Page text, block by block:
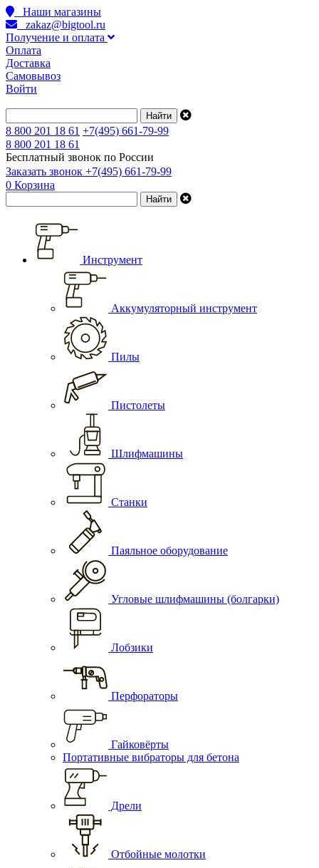
Наши магазины
zakaz@bigtool.ru
Получение и оплата
Оплата
Доставка
Самовывоз
Войти
8 800 201 18 61 +7(495) 661-79-99
8 800 201 18 61
Бесплатный звонок по России
Заказать звонок +7(495) 661-79-99
0 Корзина
Инструмент
Аккумуляторный инструмент
Пилы
Пистолеты
Шлифмашины
Станки
Паяльное оборудование
Угловые шлифмашины (болгарки)
Лобзики
Перфораторы
Гайковёрты
Портативные вибраторы для бетона
Дрели
Отбойные молотки